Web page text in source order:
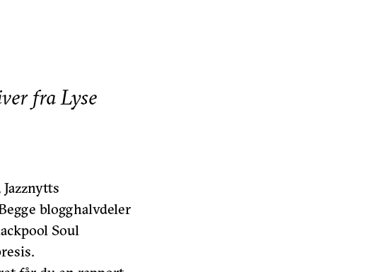
fra Lyse
blogghalvdeler
Soul